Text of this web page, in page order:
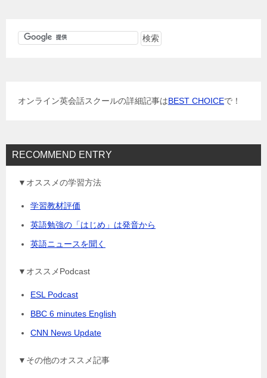
オンライン英会話スクールの詳細記事はBEST CHOICEで！
RECOMMEND ENTRY
▼オススメの学習方法
学習教材評価
英語勉強の「はじめ」は発音から
英語ニュースを聞く
▼オススメPodcast
ESL Podcast
BBC 6 minutes English
CNN News Update
▼その他のオススメ記事